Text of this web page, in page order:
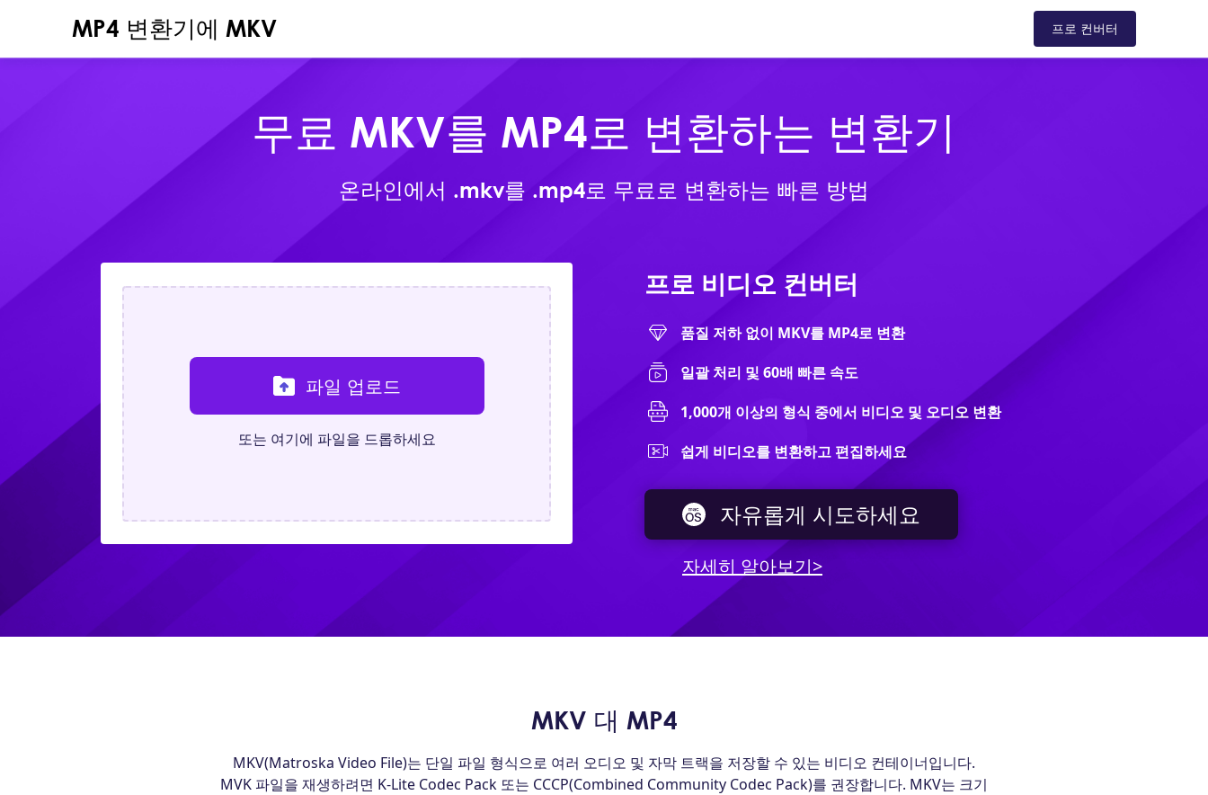
블로그
MP4 변환기에 MKV 프로 컨버터
무료 MKV를 MP4로 변환하는 변환기
온라인에서 .mkv를 .mp4로 무료로 변환하는 빠른 방법
파일 업로드
또는 여기에 파일을 드롭하세요
프로 비디오 컨버터
품질 저하 없이 MKV를 MP4로 변환
일괄 처리 및 60배 빠른 속도
1,000개 이상의 형식 중에서 비디오 및 오디오 변환
쉽게 비디오를 변환하고 편집하세요
자유롭게 시도하세요
자세히 알아보기>
MKV 대 MP4
MKV(Matroska Video File)는 단일 파일 형식으로 여러 오디오 및 자막 트랙을 저장할 수 있는 비디오 컨테이너입니다.
MVK 파일을 재생하려면 K-Lite Codec Pack 또는 CCCP(Combined Community Codec Pack)를 권장합니다. MKV는 크기